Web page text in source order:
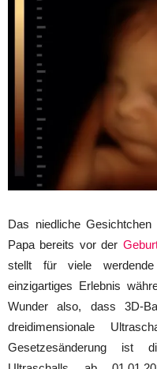
Das niedliche
Papa bereits vor der
stellt für viele
einzigartiges Erlebnis
Wunder also, dass 3D-
dreidimensionale
Gesetzesänderung ist